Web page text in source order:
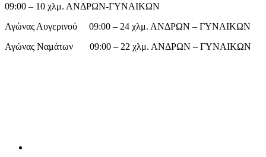
09:00 – 10 χλμ. ΑΝΔΡΩΝ-ΓΥΝΑΙΚΩN
Αγώνας Αυγερινού 09:00 – 24 χλμ. ΑΝΔΡΩΝ – ΓΥΝΑΙΚΩΝ
Αγώνας Ναμάτων 09:00 – 22 χλμ. ΑΝΔΡΩΝ – ΓΥΝΑΙΚΩN